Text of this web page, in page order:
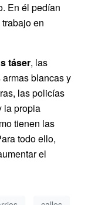
En él pedían
en
táser, las
armas blancas y
las policías
la propia
tienen las
todo ello,
el